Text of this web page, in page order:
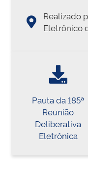
Realizado
Eletrônico
Pauta da 185ª
Reunião
Deliberativa
Eletrônica